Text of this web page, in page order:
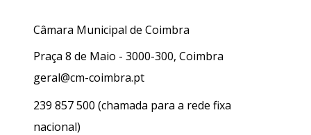
Câmara Municipal de Coimbra
Praça 8 de Maio - 3000-300, Coimbra
geral@cm-coimbra.pt
239 857 500 (chamada para a rede fixa
nacional)